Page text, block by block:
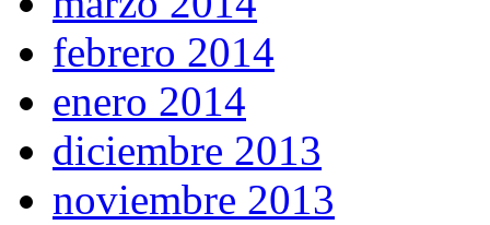
febrero 2014
enero 2014
diciembre 2013
noviembre 2013